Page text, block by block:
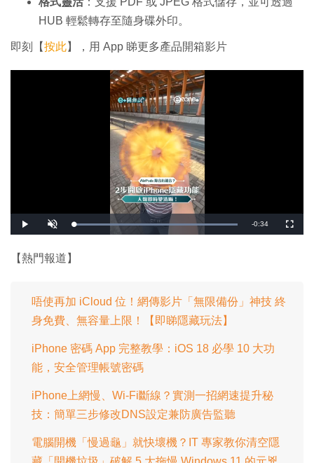
HUB 輕鬆轉存至隨身碟外印。
即刻【按此】，用 App 睇更多產品開箱影片
播
放
開
啟
載
入
0
%
剩
-0:34
全
螢
【熱門報道】
唔使再加 iCloud 位！網傳影片「無限備份」神技 終
身免費、無容量上限！【即睇隱藏玩法】
iPhone 密碼 App 完整教學：iOS 18 必學 10 大功
能，安全管理帳號密碼
iPhone上網慢、Wi-Fi斷線？實測一招網速提升秘
技：簡單三步修改DNS設定兼防廣告監聽
電腦開機「慢過龜」就快壞機？IT 專家教你清空隱